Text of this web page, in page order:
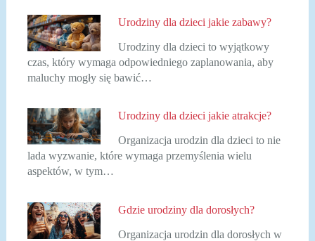
Urodziny dla dzieci jakie zabawy?
Urodziny dla dzieci to wyjątkowy
czas, który wymaga odpowiedniego zaplanowania, aby
maluchy mogły się bawić…
Urodziny dla dzieci jakie atrakcje?
Organizacja urodzin dla dzieci to nie
lada wyzwanie, które wymaga przemyślenia wielu
aspektów, w tym…
Gdzie urodziny dla dorosłych?
Organizacja urodzin dla dorosłych w